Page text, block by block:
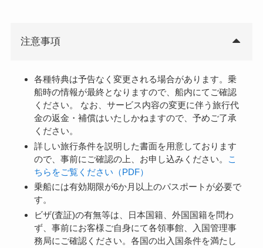
注意事項
各種特典は予告なく変更される場合があります。乗
船時の情報が最終となりますので、船内にてご確認
ください。 なお、サービス内容の変更に伴う旅行代
金の返金・補償はいたしかねますので、予めご了承
ください。
詳しい旅行条件を説明した書面を用意しております
ので、事前にご確認の上、お申し込みください。
こ
ちらをご覧ください（PDF）
乗船には有効期限が6か月以上のパスポートが必要で
す。
ビザ(査証)の有無等は、日本国籍、外国国籍を問わ
ず、事前にお客様ご自身にて各領事館、入国管理事
務局にご確認ください。各国の出入国条件を満たし